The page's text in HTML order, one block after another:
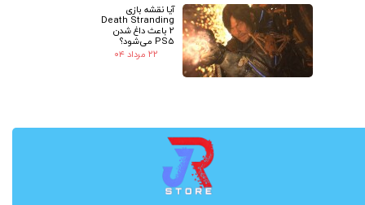
آیا نقشه بازی
Death Stranding
2 باعث داغ شدن
PS5 می‌شود؟
۲۲ مرداد ۰۴